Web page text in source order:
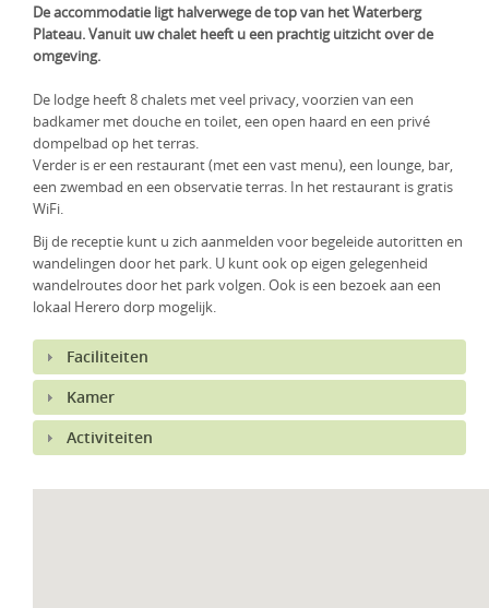
Groepsreis
Uganda
Zambia
Zimbabwe
Zuid-Afrika
KLM Preferred Partner
De accommodatie ligt halverwege de top van het Waterberg
Plateau. Vanuit uw chalet heeft u een prachtig uitzicht over de
omgeving.
De lodge heeft 8 chalets met veel privacy, voorzien van een
badkamer met douche en toilet, een open haard en een privé
dompelbad op het terras.
Verder is er een restaurant (met een vast menu), een lounge, bar,
een zwembad en een observatie terras. In het restaurant is gratis
WiFi.
Bij de receptie kunt u zich aanmelden voor begeleide autoritten en
wandelingen door het park. U kunt ook op eigen gelegenheid
wandelroutes door het park volgen. Ook is een bezoek aan een
lokaal Herero dorp mogelijk.
Faciliteiten
Kamer
Activiteiten